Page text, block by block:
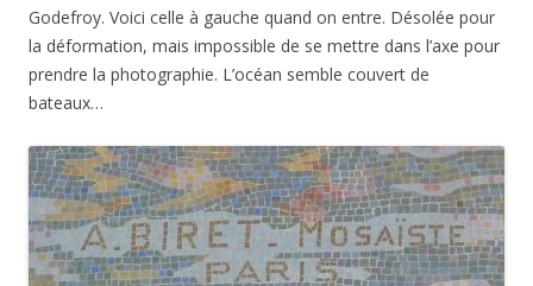
Godefroy. Voici celle à gauche quand on entre. Désolée pour
la déformation, mais impossible de se mettre dans l’axe pour
prendre la photographie. L’océan semble couvert de
bateaux…